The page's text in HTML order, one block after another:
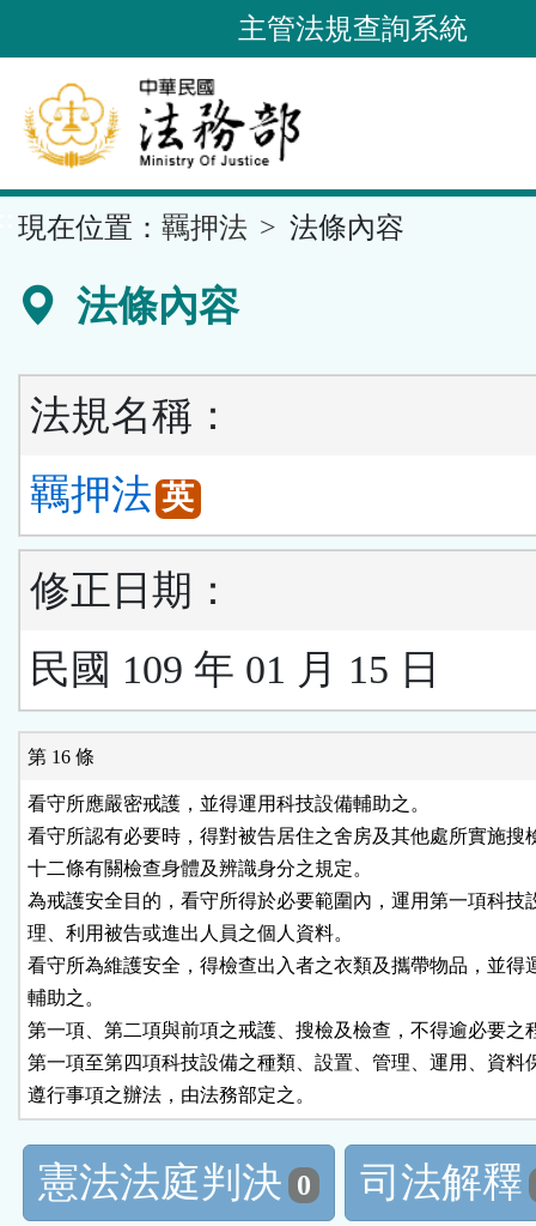
到
要
內
容
區
主管法規查詢系統
現在位置： 羈押法 法條內容
法條內容
法規名稱：
羈押法 英
修正日期：
民國 109 年 01 月 15 日
第 16 條
看守所應嚴密戒護，並得運用科技設備輔助之。
看守所認有必要時，得對被告居住之舍房及其他處所實施搜
十二條有關檢查身體及辨識身分之規定。
為戒護安全目的，看守所得於必要範圍內，運用第一項科技
理、利用被告或進出人員之個人資料。
看守所為維護安全，得檢查出入者之衣類及攜帶物品，並得
輔助之。
第一項、第二項與前項之戒護、搜檢及檢查，不得逾必要之
第一項至第四項科技設備之種類、設置、管理、運用、資料
遵行事項之辦法，由法務部定之。
憲法法庭判決 0
司法解釋